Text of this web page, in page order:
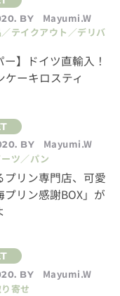
BY
Mayumi.W
テイクアウト／デリバ
ー】ドイツ直輸入！
ーキロスティ
BY
Mayumi.W
ツ／パン
プリン専門店、可愛
プリン感謝BOX」が
BY
Mayumi.W
寄せ